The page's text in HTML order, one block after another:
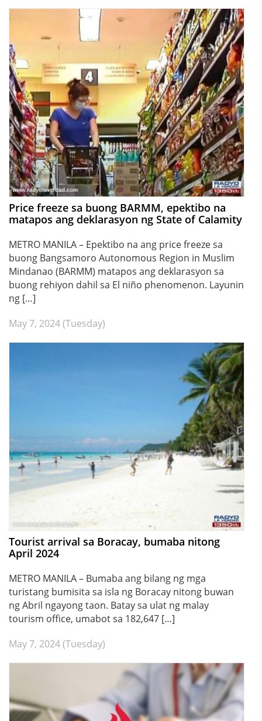
Price freeze sa buong BARMM, epektibo na
matapos ang deklarasyon ng State of Calamity
METRO MANILA – Epektibo na ang price freeze sa
buong Bangsamoro Autonomous Region in Muslim
Mindanao (BARMM) matapos ang deklarasyon sa
buong rehiyon dahil sa El niño phenomenon. Layunin
ng […]
May 7, 2024 (Tuesday)
Tourist arrival sa Boracay, bumaba nitong
April 2024
METRO MANILA – Bumaba ang bilang ng mga
turistang bumisita sa isla ng Boracay nitong buwan
ng Abril ngayong taon. Batay sa ulat ng malay
tourism office, umabot sa 182,647 […]
May 7, 2024 (Tuesday)